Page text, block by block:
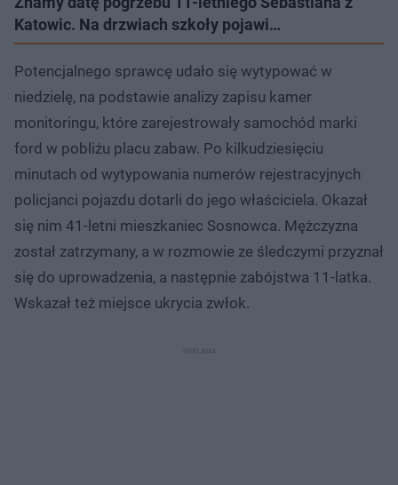
Katowic. Na drzwiach szkoły pojawi…
Potencjalnego sprawcę udało się wytypować w
niedzielę, na podstawie analizy zapisu kamer
monitoringu, które zarejestrowały samochód marki
ford w pobliżu placu zabaw. Po kilkudziesięciu
minutach od wytypowania numerów rejestracyjnych
policjanci pojazdu dotarli do jego właściciela. Okazał
się nim 41-letni mieszkaniec Sosnowca. Mężczyzna
został zatrzymany, a w rozmowie ze śledczymi przyznał
się do uprowadzenia, a następnie zabójstwa 11-latka.
Wskazał też miejsce ukrycia zwłok.